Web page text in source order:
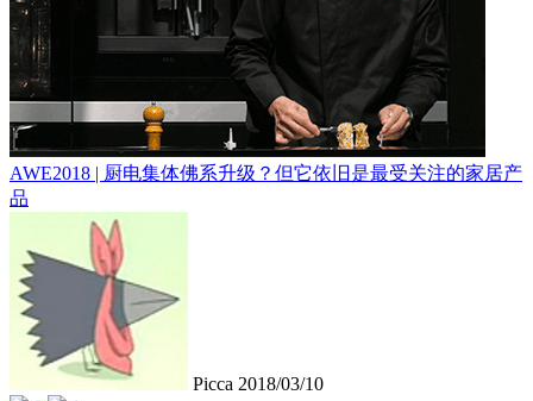
AWE2018 | 厨电集体佛系升级？但它依旧是最受关注的家居产
品
Picca 2018/03/10